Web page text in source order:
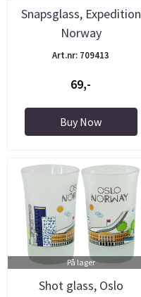
Snapsglass, Expedition
Norway
Art.nr: 709413
69,-
Buy Now
På lager
Shot glass, Oslo